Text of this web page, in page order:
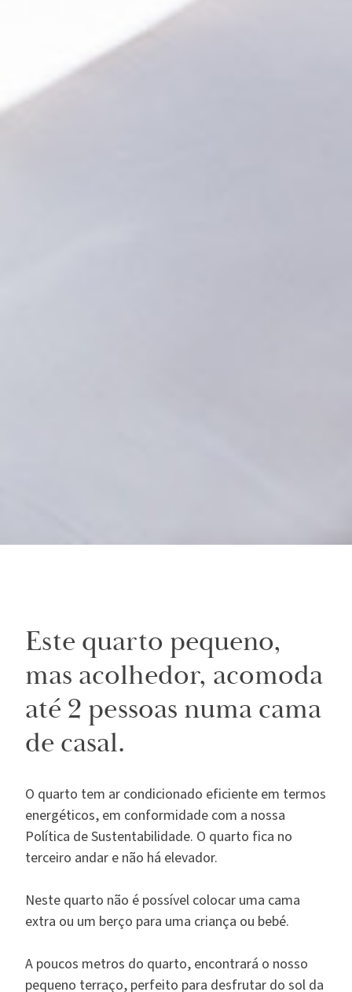
Este quarto pequeno,
mas acolhedor, acomoda
até 2 pessoas numa cama
de casal.
O quarto tem ar condicionado eficiente em termos
energéticos, em conformidade com a nossa
Política de Sustentabilidade. O quarto fica no
terceiro andar e não há elevador.
Neste quarto não é possível colocar uma cama
extra ou um berço para uma criança ou bebé.
A poucos metros do quarto, encontrará o nosso
pequeno terraço, perfeito para desfrutar do sol da